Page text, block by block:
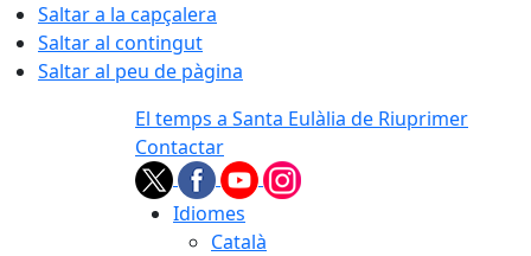
Saltar a la capçalera
Saltar al contingut
Saltar al peu de pàgina
El temps a Santa Eulàlia de Riuprimer
Contactar
Idiomes
Català